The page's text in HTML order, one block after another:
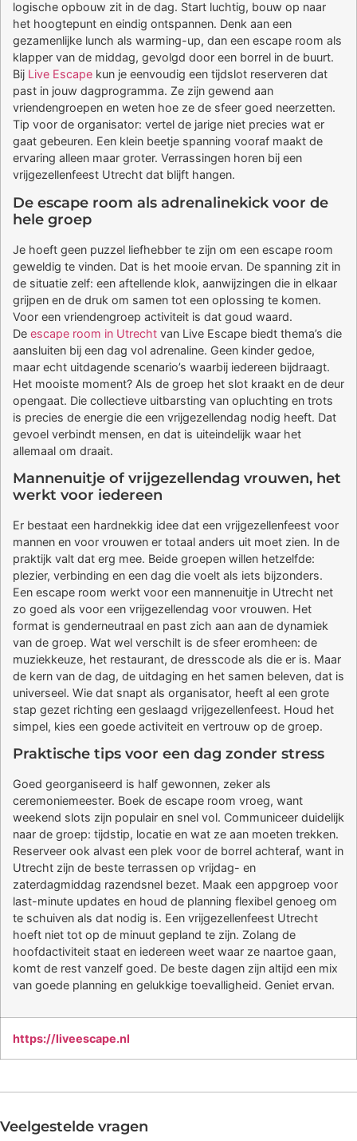
logische opbouw zit in de dag. Start luchtig, bouw op naar
het hoogtepunt en eindig ontspannen. Denk aan een
gezamenlijke lunch als warming-up, dan een escape room als
klapper van de middag, gevolgd door een borrel in de buurt.
Bij Live Escape kun je eenvoudig een tijdslot reserveren dat
past in jouw dagprogramma. Ze zijn gewend aan
vriendengroepen en weten hoe ze de sfeer goed neerzetten.
Tip voor de organisator: vertel de jarige niet precies wat er
gaat gebeuren. Een klein beetje spanning vooraf maakt de
ervaring alleen maar groter. Verrassingen horen bij een
vrijgezellenfeest Utrecht dat blijft hangen.
De escape room als adrenalinekick voor de
hele groep
Je hoeft geen puzzel liefhebber te zijn om een escape room
geweldig te vinden. Dat is het mooie ervan. De spanning zit in
de situatie zelf: een aftellende klok, aanwijzingen die in elkaar
grijpen en de druk om samen tot een oplossing te komen.
Voor een vriendengroep activiteit is dat goud waard.
De escape room in Utrecht van Live Escape biedt thema’s die
aansluiten bij een dag vol adrenaline. Geen kinder gedoe,
maar echt uitdagende scenario’s waarbij iedereen bijdraagt.
Het mooiste moment? Als de groep het slot kraakt en de deur
opengaat. Die collectieve uitbarsting van opluchting en trots
is precies de energie die een vrijgezellendag nodig heeft. Dat
gevoel verbindt mensen, en dat is uiteindelijk waar het
allemaal om draait.
Mannenuitje of vrijgezellendag vrouwen, het
werkt voor iedereen
Er bestaat een hardnekkig idee dat een vrijgezellenfeest voor
mannen en voor vrouwen er totaal anders uit moet zien. In de
praktijk valt dat erg mee. Beide groepen willen hetzelfde:
plezier, verbinding en een dag die voelt als iets bijzonders.
Een escape room werkt voor een mannenuitje in Utrecht net
zo goed als voor een vrijgezellendag voor vrouwen. Het
format is genderneutraal en past zich aan aan de dynamiek
van de groep. Wat wel verschilt is de sfeer eromheen: de
muziekkeuze, het restaurant, de dresscode als die er is. Maar
de kern van de dag, de uitdaging en het samen beleven, dat is
universeel. Wie dat snapt als organisator, heeft al een grote
stap gezet richting een geslaagd vrijgezellenfeest. Houd het
simpel, kies een goede activiteit en vertrouw op de groep.
Praktische tips voor een dag zonder stress
Goed georganiseerd is half gewonnen, zeker als
ceremoniemeester. Boek de escape room vroeg, want
weekend slots zijn populair en snel vol. Communiceer duidelijk
naar de groep: tijdstip, locatie en wat ze aan moeten trekken.
Reserveer ook alvast een plek voor de borrel achteraf, want in
Utrecht zijn de beste terrassen op vrijdag- en
zaterdagmiddag razendsnel bezet. Maak een appgroep voor
last-minute updates en houd de planning flexibel genoeg om
te schuiven als dat nodig is. Een vrijgezellenfeest Utrecht
hoeft niet tot op de minuut gepland te zijn. Zolang de
hoofdactiviteit staat en iedereen weet waar ze naartoe gaan,
komt de rest vanzelf goed. De beste dagen zijn altijd een mix
van goede planning en gelukkige toevalligheid. Geniet ervan.
https://liveescape.nl
Veelgestelde vragen